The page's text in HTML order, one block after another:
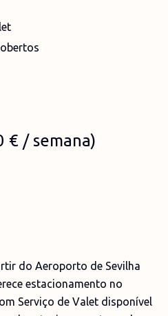
€ / semana)
do Aeroporto de Sevilha
estacionamento no
Serviço de Valet disponível